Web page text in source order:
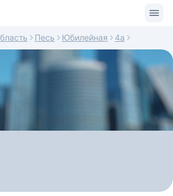
Песь Юбилейная 4а